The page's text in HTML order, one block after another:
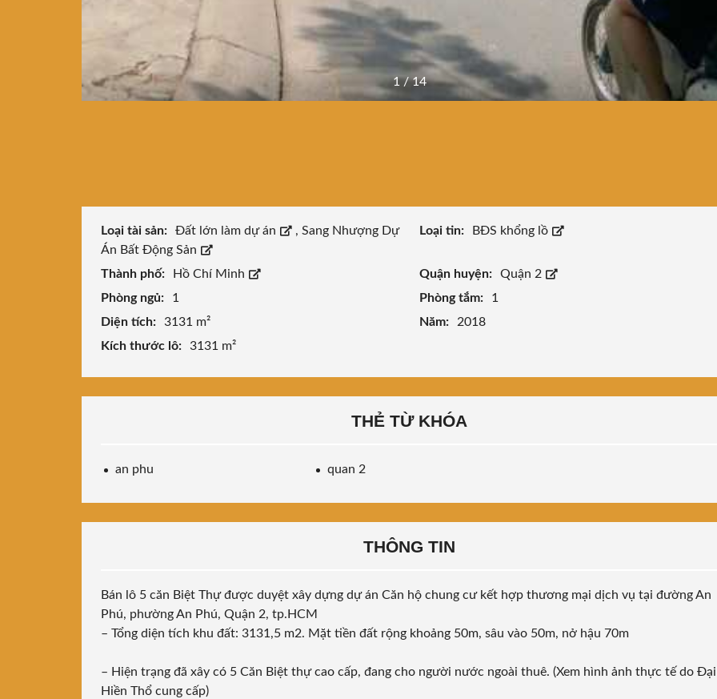
1/14
Loại tài sản: Đất lớn làm dự án , Sang Nhượng Dự
Án Bất Động Sản
Loại tin: BĐS khổng lồ
Thành phố: Hồ Chí Minh Quận huyện:
Quận 2
Phòng ngủ:
1 Phòng tắm:
1
Diện tích:
3131 m² Năm:
2018
Kích thước lô:
3131 m²
THẺ TỪ KHÓA
an phu quan 2
THÔNG TIN
Bán lô 5 căn Biệt Thự được duyệt xây dựng dự án Căn hộ chung cư kết hợp thương mại dịch vụ tại đường An
Phú, phường An Phú, Quận 2, tp.HCM
– Tổng diện tích khu đất: 3131,5 m2. Mặt tiền đất rộng khoảng 50m, sâu vào 50m, nở hậu 70m
– Hiện trạng đã xây có 5 Căn Biệt thự cao cấp, đang cho người nước ngoài thuê. (Xem hình ảnh thực tế do Đại
Hiền Thổ cung cấp)